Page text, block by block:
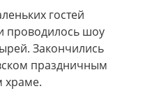
гостей
проводилось шоу
Закончились
праздничным
храме.